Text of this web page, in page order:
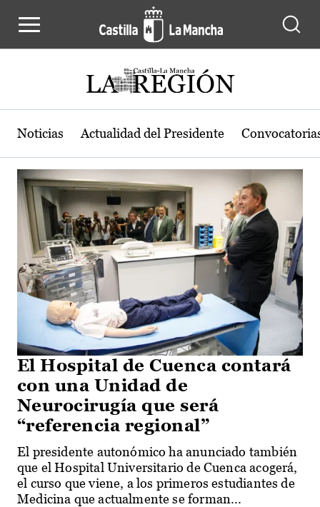
Actualidad de la región de Castilla-
Noticias Actualidad del Presidente
El Hospital de Cuenca contará
con una Unidad de
Neurocirugía que será
“referencia regional”
El presidente autonómico ha anunciado también
que el Hospital Universitario de Cuenca acogerá,
el curso que viene, a los primeros estudiantes de
Medicina que actualmente se forman...